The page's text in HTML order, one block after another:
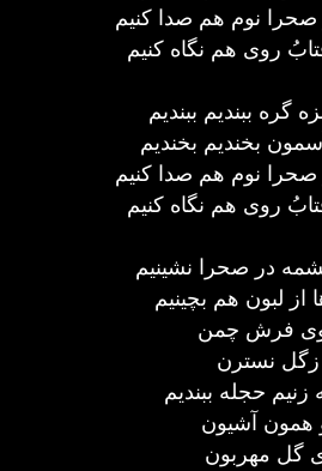
نوم هم صدا کنیم
روی هم نگاه کنیم
گره ببندیم ببندیم
بخندیم بخندیم
نوم هم صدا کنیم
روی هم نگاه کنیم
در صحرا نشینیم
از لبون هم بچینیم
فرش چمن
زگل نسترن
زنیم حجله ببندیم
همون آشیون
گل مهربون